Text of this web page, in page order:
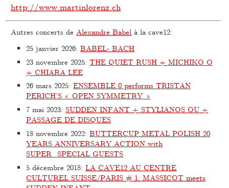
http://www.martinlorenz.ch
Autres concerts deAlexandre Babel à la cave12:
25 janvier 2026:BABEL- BACH
23 novembre 2025:THE QUIET RUSH + MICHIKO O
+ CHIARA LEE
26 mars 2025:ENSEMBLE 0 performs TRISTAN
PERICH’S « OPEN SYMMETRY »
7 mai 2023:SUDDEN INFANT + STYLIANOS OU +
PASSAGE DE DISQUES
18 novembre 2022:BUTTERCUP METAL POLISH 20
YEARS ANNIVERSARY ACTION with
SUPER_SPECIAL GUESTS
5 décembre 2018:LA CAVE12 AU CENTRE
CULTUREL SUISSE/PARIS # 1: MASSICOT meets